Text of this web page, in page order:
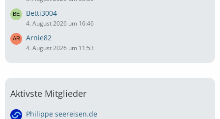
Betti3004
4. August 2026 um 16:46
Arnie82
4. August 2026 um 11:53
Aktivste Mitglieder
Philippe seereisen.de